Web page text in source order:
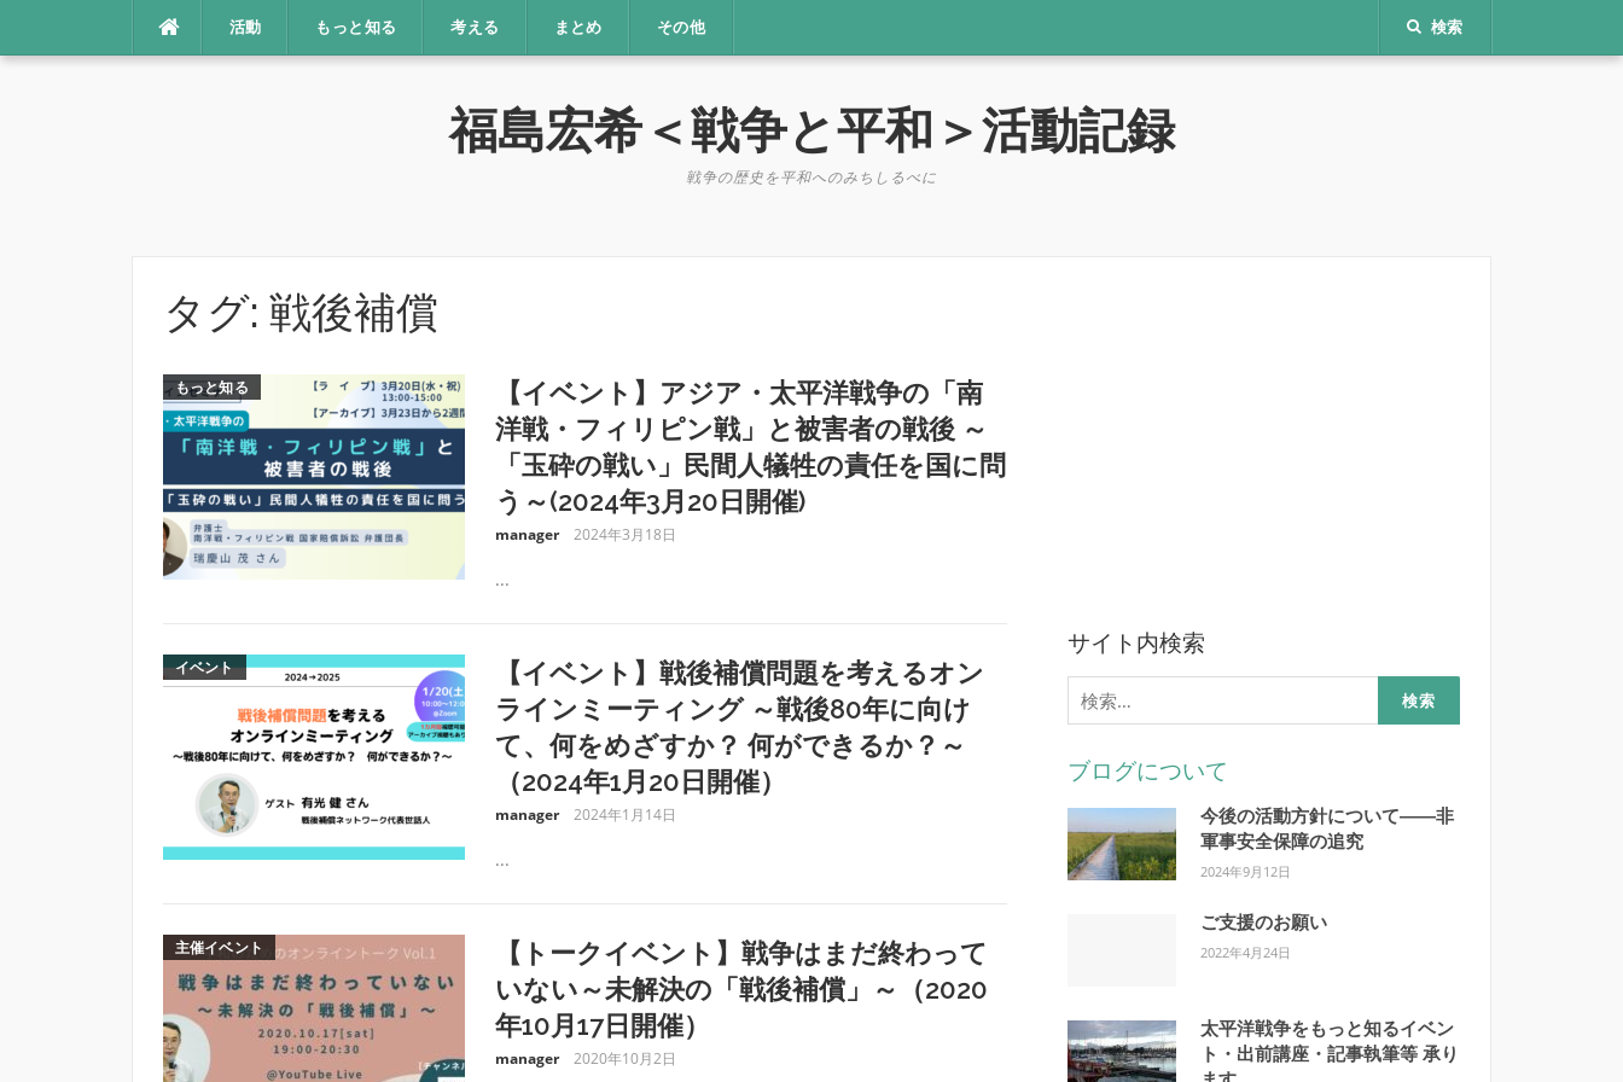
活動 もっと知る 考える まとめ その他 検索
福島宏希＜戦争と平和＞活動記録
戦争の歴史を平和へのみちしるべに
タグ: 戦後補償
もっと知る
【イベント】アジア・太平洋戦争の「南
洋戦・フィリピン戦」と被害者の戦後 ～
「玉砕の戦い」民間人犠牲の責任を国に問
う～(2024年3月20日開催)
manager 2024年3月18日
...
イベント
【イベント】戦後補償問題を考えるオン
ラインミーティング ～戦後80年に向け
て、何をめざすか？ 何ができるか？～
（2024年1月20日開催）
manager 2024年1月14日
...
主催イベント
【トークイベント】戦争はまだ終わって
いない～未解決の「戦後補償」～（2020
年10月17日開催）
manager 2020年10月2日
サイト内検索
検
索:
ブログについて
今後の活動方針について――非
軍事安全保障の追究
2024年9月12日
ご支援のお願い
2022年4月24日
太平洋戦争をもっと知るイベン
ト・出前講座・記事執筆等 承り